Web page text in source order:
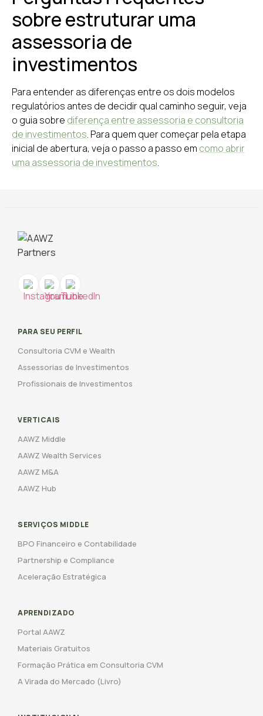
sobre estruturar uma
assessoria de
investimentos
Para entender as diferenças entre os dois modelos
regulatórios antes de decidir qual caminho seguir, veja
o guia sobre diferença entre assessoria e consultoria
de investimentos. Para quem quer começar pela etapa
inicial de abertura, veja o passo a passo em como abrir
uma assessoria de investimentos.
PARA SEU PERFIL
Consultoria CVM e Wealth
Assessorias de Investimentos
Profissionais de Investimentos
VERTICAIS
AAWZ Middle
AAWZ Wealth Services
AAWZ M&A
AAWZ Hub
SERVIÇOS MIDDLE
BPO Financeiro e Contabilidade
Partnership e Compliance
Aceleração Estratégica
APRENDIZADO
Portal AAWZ
Materiais Gratuitos
Formação Prática em Consultoria CVM
A Virada do Mercado (Livro)